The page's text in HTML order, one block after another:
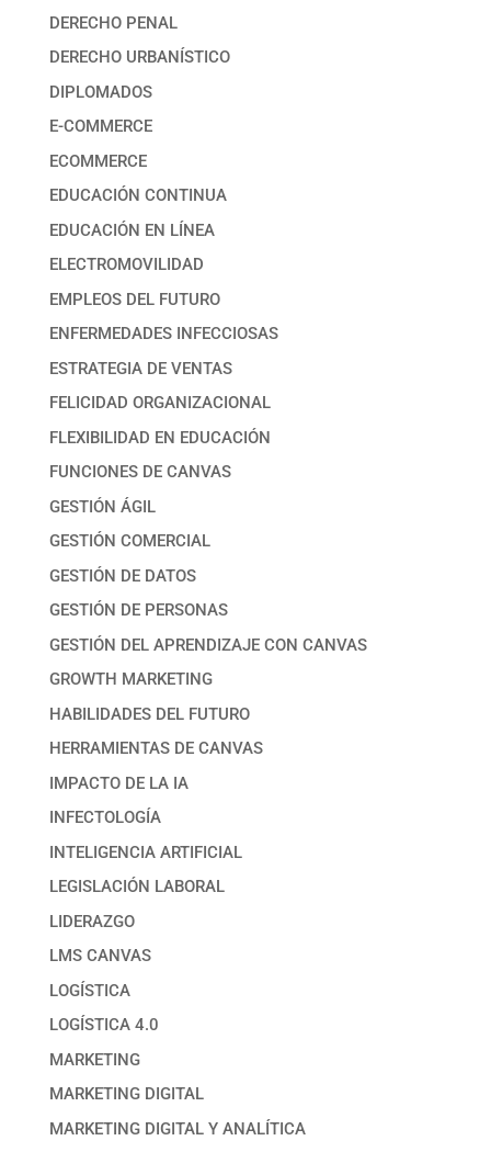
DERECHO PENAL
DERECHO URBANÍSTICO
DIPLOMADOS
E-COMMERCE
ECOMMERCE
EDUCACIÓN CONTINUA
EDUCACIÓN EN LÍNEA
ELECTROMOVILIDAD
EMPLEOS DEL FUTURO
ENFERMEDADES INFECCIOSAS
ESTRATEGIA DE VENTAS
FELICIDAD ORGANIZACIONAL
FLEXIBILIDAD EN EDUCACIÓN
FUNCIONES DE CANVAS
GESTIÓN ÁGIL
GESTIÓN COMERCIAL
GESTIÓN DE DATOS
GESTIÓN DE PERSONAS
GESTIÓN DEL APRENDIZAJE CON CANVAS
GROWTH MARKETING
HABILIDADES DEL FUTURO
HERRAMIENTAS DE CANVAS
IMPACTO DE LA IA
INFECTOLOGÍA
INTELIGENCIA ARTIFICIAL
LEGISLACIÓN LABORAL
LIDERAZGO
LMS CANVAS
LOGÍSTICA
LOGÍSTICA 4.0
MARKETING
MARKETING DIGITAL
MARKETING DIGITAL Y ANALÍTICA